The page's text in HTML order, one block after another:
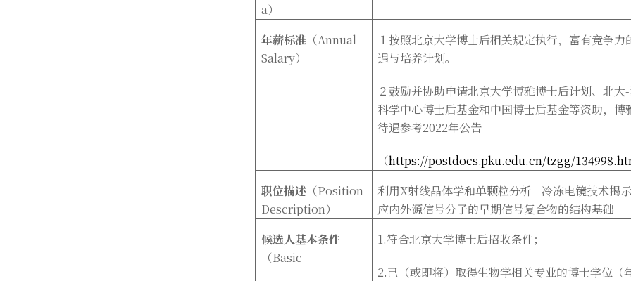
a）
年薪标准 （Annual
Salary）
１按照北京大学博士后相关规定执行，富有竞争力
遇与培养计划。
２鼓励并协助申请北京大学博雅博士后计划、北大-
科学中心博士后基金和中国博士后基金等资助，博
待遇参考2022年公告
（https://postdocs.pku.edu.cn/tzgg/
职位描述 （Position
Description）
利用X射线晶体学和单颗粒分析—冷冻电镜技术揭
应内外源信号分子的早期信号复合物的结构基础
候选人基本条件
（Basic
1.符合北京大学博士后招收条件；
2.已（或即将）取得生物学相关专业的博士学位（